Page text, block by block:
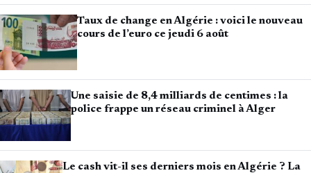
Taux de change en Algérie : voici le nouveau
cours de l’euro ce jeudi 6 août
Une saisie de 8,4 milliards de centimes : la
police frappe un réseau criminel à Alger
Le cash vit-il ses derniers mois en Algérie ? La